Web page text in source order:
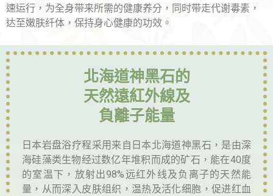
速运行，为全身带来所需的健康养分，同时带走代谢毒素，
达至嫩肤纤体，保持身心健康的功效。
北海道神黑石的
天然遠紅外線及
負離子能量
日本岩盘浴疗程采用来自日本北海道神黑石，是由深
海硅藻类生物经过数亿年堆积而成的矿石，能在40度
的室温下，放射出98%远红外线及负离子的天然能
量，从而深入皮肤组织，温热及活化细胞，促进红血